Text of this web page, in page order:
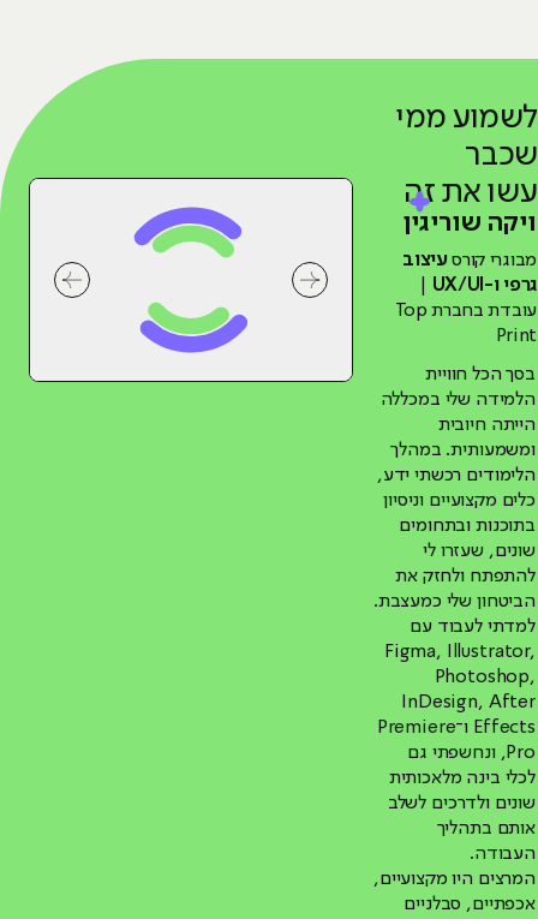
לחץ
לחץ לשיקופית קודמת בסליידר המלצות
לשמוע ממי
שכבר
עשו את זה
ויקה שוריגין
מבוגרי קורסעיצוב
גרפי ו-UX/UI
עובדת בחברת Top
Print
בסך הכל חוויית
הלמידה שלי במכללה
הייתה חיובית
ומשמעותית. במהלך
הלימודים רכשתי ידע,
כלים מקצועיים וניסיון
בתוכנות ובתחומים
שונים, שעזרו לי
להתפתח ולחזק את
הביטחון שלי כמעצבת.
למדתי לעבוד עם
Figma, Illustrator,
Photoshop,
InDesign, After
Effects ו־Premiere
Pro, ונחשפתי גם
לכלי בינה מלאכותית
שונים ולדרכים לשלב
אותם בתהליך
העבודה.
המרצים היו מקצועיים,
אכפתיים, סבלניים